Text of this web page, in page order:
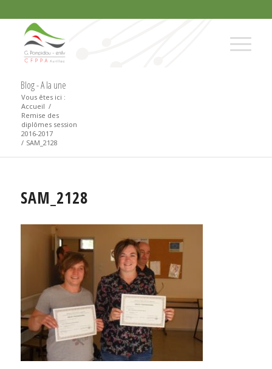
Blog - A la une
Vous êtes ici :
Accueil /
Remise des
diplômes session
2016-2017
/ SAM_2128
SAM_2128